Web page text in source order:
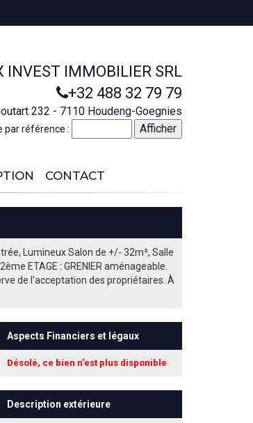
INVEST IMMOBILIER SRL
+32 488 32 79 79
232 - 7110 Houdeng-Goegnies
par référence :
CONTACT
Lumineux Salon de +/- 32m², Salle
ETAGE : GRENIER aménageable.
de l'acceptation des propriétaires. À
Aspects Financiers et légaux
Désolé, ce bien n'est plus disponible
Description extérieure